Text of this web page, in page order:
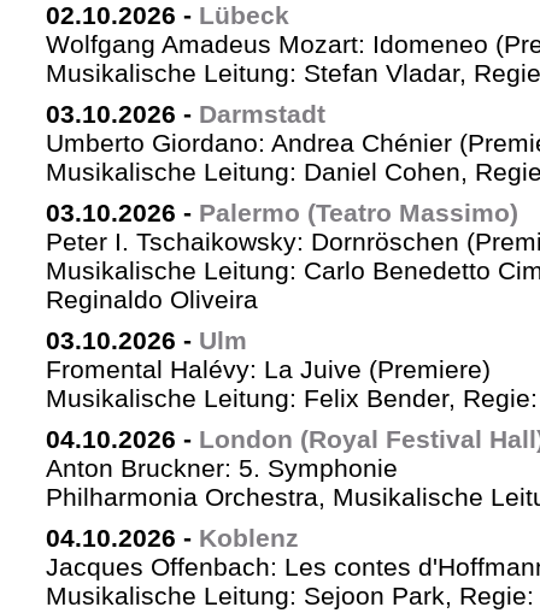
02.10.2026 - Lübeck
Wolfgang Amadeus Mozart: Idomeneo
Musikalische Leitung: Stefan Vladar,
03.10.2026 - Darmstadt
Umberto Giordano: Andrea Chénier
Musikalische Leitung: Daniel Cohen,
03.10.2026 - Palermo (Teatro Massimo)
Peter I. Tschaikowsky: Dornröschen
Musikalische Leitung: Carlo Benedetto
Reginaldo Oliveira
03.10.2026 - Ulm
Fromental Halévy: La Juive (Premiere)
Musikalische Leitung: Felix Bender,
04.10.2026 - London (Royal Festival
Anton Bruckner: 5. Symphonie
Philharmonia Orchestra, Musikalische
04.10.2026 - Koblenz
Jacques Offenbach: Les contes
Musikalische Leitung: Sejoon Park,